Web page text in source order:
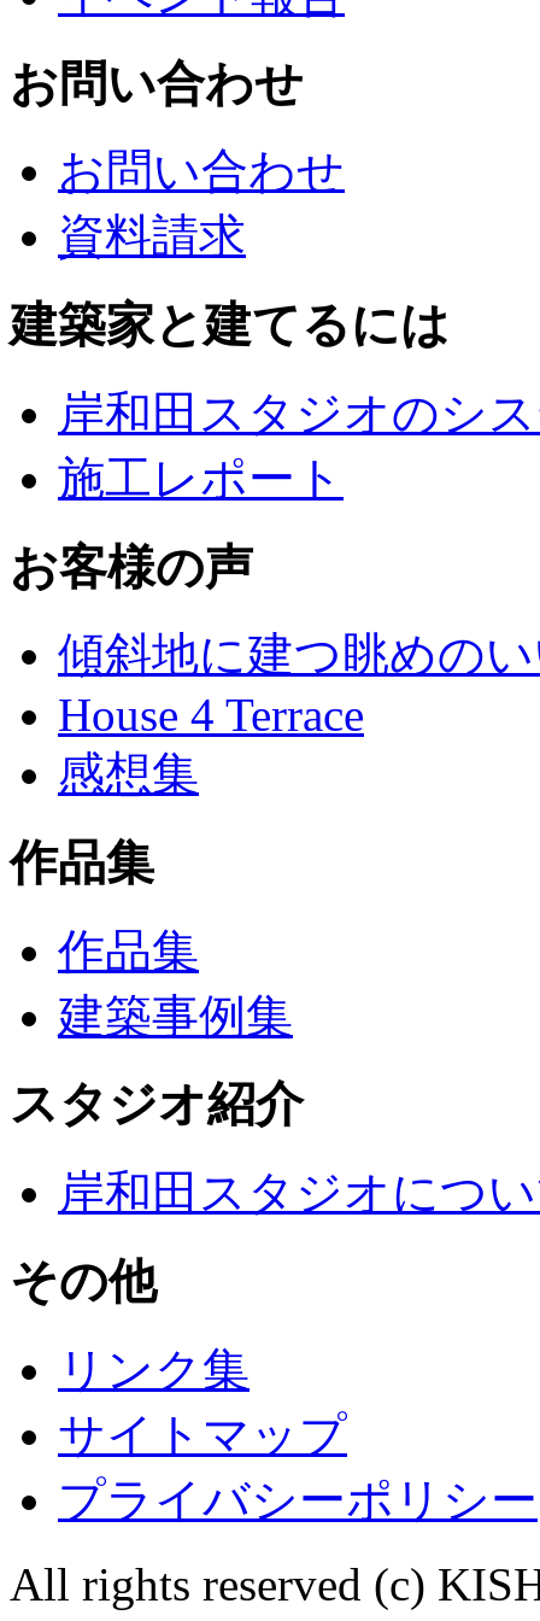
お問い合わせ
お問い合わせ
資料請求
建築家と建てるには
岸和田スタジオのシ
施工レポート
お客様の声
傾斜地に建つ眺めの
House 4 Terrace
感想集
作品集
作品集
建築事例集
スタジオ紹介
岸和田スタジオにつ
その他
リンク集
サイトマップ
プライバシーポリシー
All rights reserved (c)